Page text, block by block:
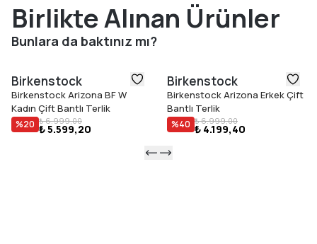
Birlikte Alınan Ürünler
Bunlara da baktınız mı?
Birkenstock
Birkenstock Arizona BF W
Kadın Çift Bantlı Terlik
%20 ₺ 6.999,00
₺ 5.599,20
Birkenstock
Birkenstock Arizona Erkek Çift
Bantlı Terlik
%40 ₺ 6.999,00
₺ 4.199,40